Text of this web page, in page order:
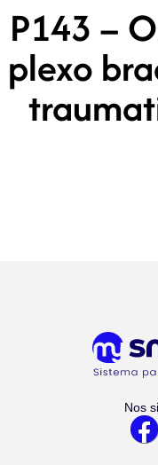
P143 –
plexo
Nos